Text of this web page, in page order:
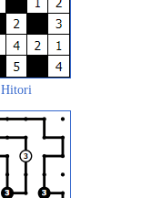
Hitori